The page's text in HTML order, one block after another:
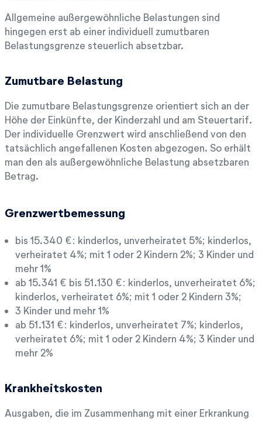
Allgemeine außergewöhnliche Belastungen sind
hingegen erst ab einer individuell zumutbaren
Belastungsgrenze steuerlich absetzbar.
Zumutbare Belastung
Die zumutbare Belastungsgrenze orientiert sich an der
Höhe der Einkünfte, der Kinderzahl und am Steuertarif.
Der individuelle Grenzwert wird anschließend von den
tatsächlich angefallenen Kosten abgezogen. So erhält
man den als außergewöhnliche Belastung absetzbaren
Betrag.
Grenzwertbemessung
bis 15.340 €: kinderlos, unverheiratet 5%; kinderlos,
verheiratet 4%; mit 1 oder 2 Kindern 2%; 3 Kinder und
mehr 1%
ab 15.341 € bis 51.130 €: kinderlos, unverheiratet 6%;
kinderlos, verheiratet 6%; mit 1 oder 2 Kindern 3%;
3 Kinder und mehr 1%
ab 51.131 €: kinderlos, unverheiratet 7%; kinderlos,
verheiratet 6%; mit 1 oder 2 Kindern 4%; 3 Kinder und
mehr 2%
Krankheitskosten
Ausgaben, die im Zusammenhang mit einer Erkrankung